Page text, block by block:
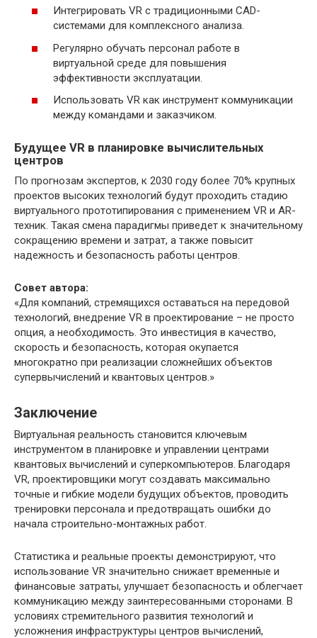
Интегрировать VR с традиционными CAD-
системами для комплексного анализа.
Регулярно обучать персонал работе в
виртуальной среде для повышения
эффективности эксплуатации.
Использовать VR как инструмент коммуникации
между командами и заказчиком.
Будущее VR в планировке вычислительных
центров
По прогнозам экспертов, к 2030 году более 70% крупных
проектов высоких технологий будут проходить стадию
виртуального прототипирования с применением VR и AR-
техник. Такая смена парадигмы приведет к значительному
сокращению времени и затрат, а также повысит
надежность и безопасность работы центров.
Совет автора:
«Для компаний, стремящихся оставаться на передовой
технологий, внедрение VR в проектирование – не просто
опция, а необходимость. Это инвестиция в качество,
скорость и безопасность, которая окупается
многократно при реализации сложнейших объектов
супервычислений и квантовых центров.»
Заключение
Виртуальная реальность становится ключевым
инструментом в планировке и управлении центрами
квантовых вычислений и суперкомпьютеров. Благодаря
VR, проектировщики могут создавать максимально
точные и гибкие модели будущих объектов, проводить
тренировки персонала и предотвращать ошибки до
начала строительно-монтажных работ.
Статистика и реальные проекты демонстрируют, что
использование VR значительно снижает временные и
финансовые затраты, улучшает безопасность и облегчает
коммуникацию между заинтересованными сторонами. В
условиях стремительного развития технологий и
усложнения инфраструктуры центров вычислений,